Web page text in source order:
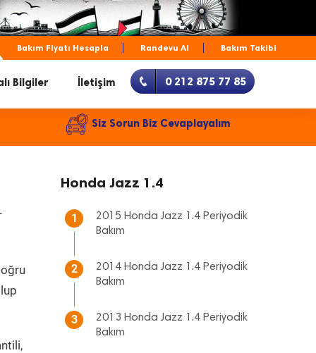
Bakım Fiyatı Hesapla Randevu Al Bakım Takibi
Bilgiler İletişim 0 212 875 77 85
Siz Sorun Biz Cevaplayalım
Honda Jazz 1.4
1
2015 Honda Jazz 1.4 Periyodik
Bakım
2
2014 Honda Jazz 1.4 Periyodik
Bakım
3
2013 Honda Jazz 1.4 Periyodik
Bakım